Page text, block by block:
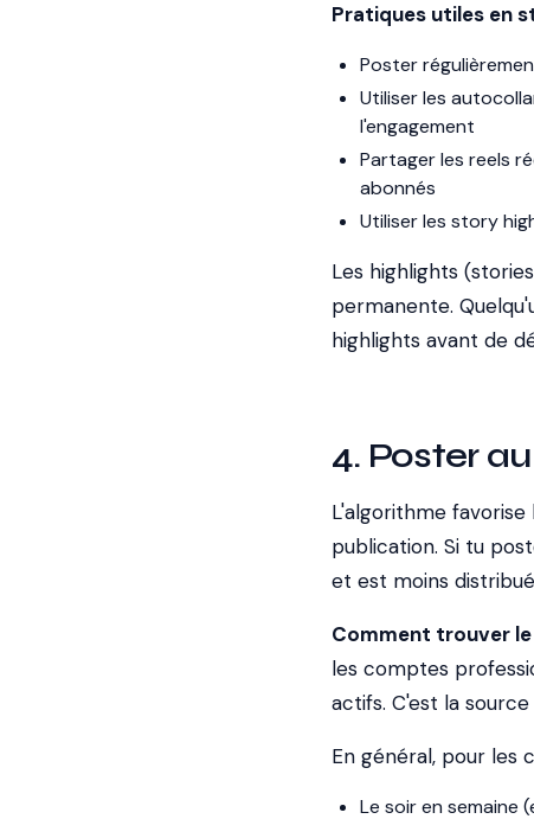
Pratiques utiles en
Poster
Utiliser les
l'engagement
Partager les reels
abonnés
Utiliser les story
Les highlights
permanente.
highlights avant de
4. Poster
L'algorithme
publication. Si tu
et est moins
Comment trouver
les comptes
actifs. C'est la
En général, pour les
Le soir en semaine